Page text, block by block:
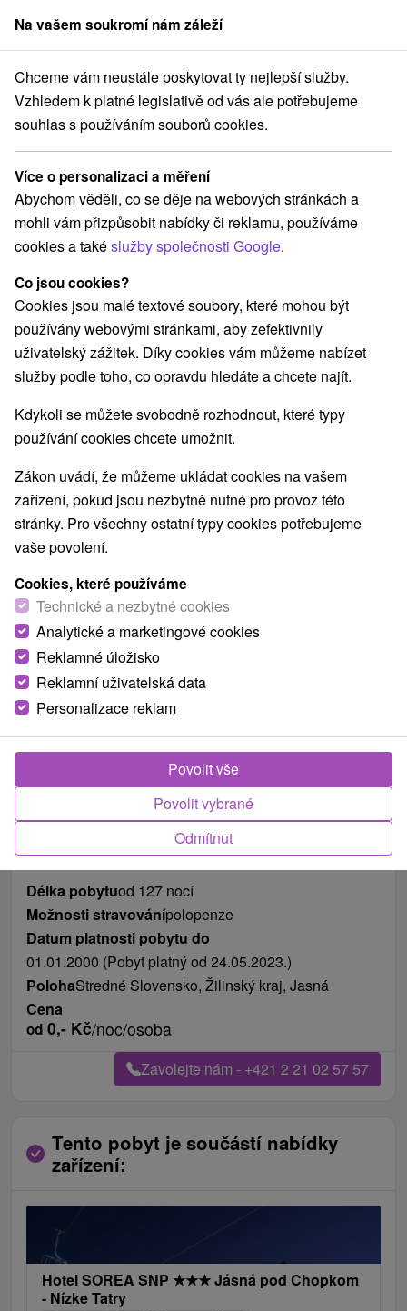
člen skupinySorger
Chopkom - Nízke Tatry 5-denní pobyt SENIOR 60+ V POHYBU
5-denní pobyt SENIOR 60+ V
POHYBU
Platnost pobytu vypršela! Vyberte si níže z aktuálních nabídek.
Hotel SOREA SNP★★★Jásná pod Chopkom - Nízke Tatry
Jasná
Navigovat do místa
8,9 vynikající·299 recenzí
Fotografie od zákazníků +16
Délka pobytuod 127 nocí
Možnosti stravovánípolopenze
Datum platnosti pobytu do
01.01.2000 (Pobyt platný od 24.05.2023.)
PolohaStredné Slovensko, Žilinský kraj, Jasná
Cena
od 0,- Kč/noc/osoba
Zavolejte nám - +421 2 21 02 57 57
Tento pobyt je součástí nabídky
zařízení:
Hotel SOREA SNP ★★★Jásná pod Chopkom
- Nízke Tatry
Na vašem soukromí nám záleží
Chceme vám neustále poskytovat ty nejlepší služby.
Vzhledem k platné legislativě od vás ale potřebujeme
souhlas s používáním souborů cookies.
Více o personalizaci a měření
Abychom věděli, co se děje na webových stránkách a
mohli vám přizpůsobit nabídky či reklamu, používáme
cookies a takéslužby společnosti Google.
Co jsou cookies?
Cookies jsou malé textové soubory, které mohou být
používány webovými stránkami, aby zefektivnily
uživatelský zážitek. Díky cookies vám můžeme nabízet
služby podle toho, co opravdu hledáte a chcete najít.
Kdykoli se můžete svobodně rozhodnout, které typy
používání cookies chcete umožnit.
Zákon uvádí, že můžeme ukládat cookies na vašem
zařízení, pokud jsou nezbytně nutné pro provoz této
stránky. Pro všechny ostatní typy cookies potřebujeme
vaše povolení.
Cookies, které používáme
Technické a nezbytné cookies
Analytické a marketingové cookies
Reklamné úložisko
Reklamní uživatelská data
Personalizace reklam
Odmítnut
Povolit vybrané
Povolit vše